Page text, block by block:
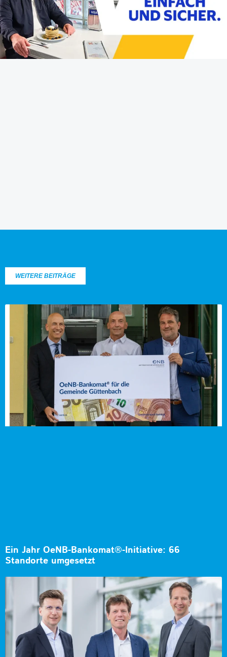
WEITERE BEITRÄGE
Ein Jahr OeNB-Bankomat®-Initiative: 66
Standorte umgesetzt